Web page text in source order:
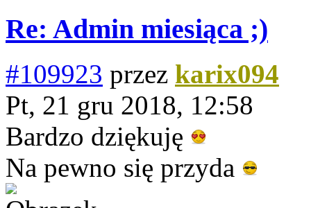
Re: Admin miesiąca ;)
#109923 przez karix094
Pt, 21 gru 2018, 12:58
Bardzo dziękuję
Na pewno się przyda